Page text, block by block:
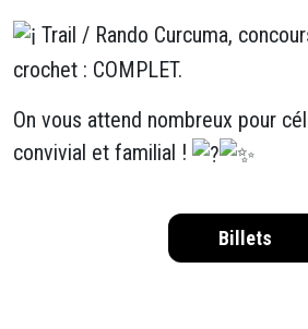
Trail / Rando Curcuma,
crochet : COMPLET.
On vous attend nombreux pour
convivial et familial !
Billets